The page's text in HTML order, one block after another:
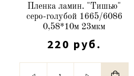
Пленка ламин. "Тишью"
серо-голубой 1665/6086
0,58*10м 23мкм
220 руб.